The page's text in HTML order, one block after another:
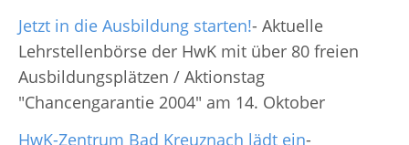
Jetzt in die Ausbildung starten!- Aktuelle
Lehrstellenbörse der HwK mit über 80 freien
Ausbildungsplätzen / Aktionstag
"Chancengarantie 2004" am 14. Oktober
HwK-Zentrum Bad Kreuznach lädt ein-